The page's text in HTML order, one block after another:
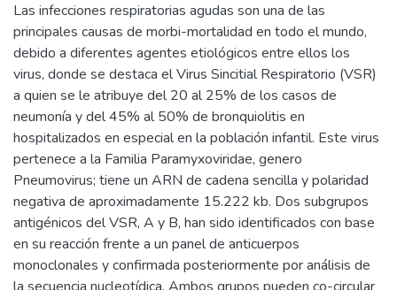
Las infecciones respiratorias agudas son una de las
principales causas de morbi-mortalidad en todo el mundo,
debido a diferentes agentes etiológicos entre ellos los
virus, donde se destaca el Virus Sincitial Respiratorio (VSR)
a quien se le atribuye del 20 al 25% de los casos de
neumonía y del 45% al 50% de bronquiolitis en
hospitalizados en especial en la población infantil. Este virus
pertenece a la Familia Paramyxoviridae, genero
Pneumovirus; tiene un ARN de cadena sencilla y polaridad
negativa de aproximadamente 15.222 kb. Dos subgrupos
antigénicos del VSR, A y B, han sido identificados con base
en su reacción frente a un panel de anticuerpos
monoclonales y confirmada posteriormente por análisis de